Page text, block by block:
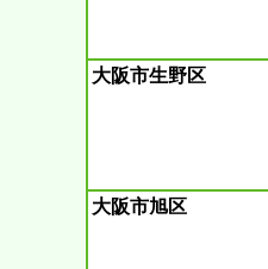
大阪市生野区
大阪市旭区